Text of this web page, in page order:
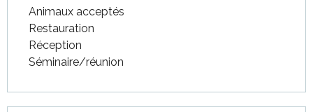
Animaux acceptés
Restauration
Réception
Séminaire/réunion